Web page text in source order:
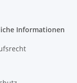
Informationen